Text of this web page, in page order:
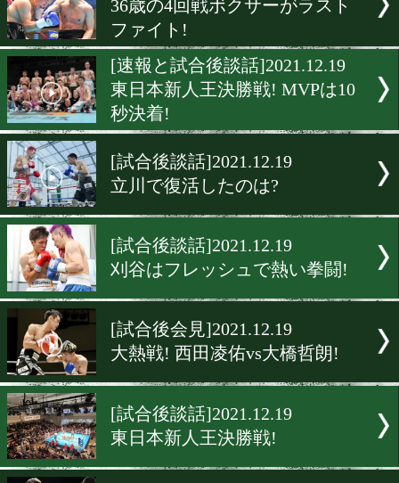
[試合後会見]2021.12.31
大晦日はやっぱりボクシン
[試合後談話]2021.12.20
36歳の4回戦ボクサーがラ
ファイト!
[速報と試合後談話
東日本新人王決勝戦! MVP
[試合後談話]2021.12.19
立川で復活したのは?
[試合後談話]2021.12.19